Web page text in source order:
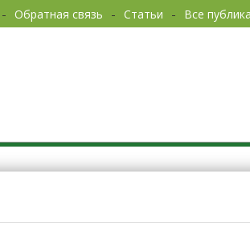
Обратная связь Статьи Все
Огород без хлопот.